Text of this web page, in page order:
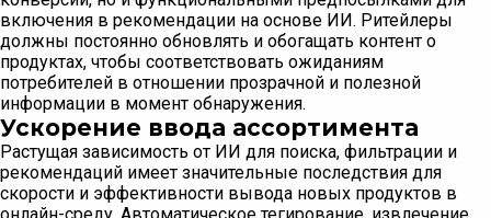
включения в рекомендации на основе ИИ. Ритейлеры
должны постоянно обновлять и обогащать контент о
продуктах, чтобы соответствовать ожиданиям
потребителей в отношении прозрачной и полезной
информации в момент обнаружения.
Ускорение ввода ассортимента
Растущая зависимость от ИИ для поиска, фильтрации и
рекомендаций имеет значительные последствия для
скорости и эффективности вывода новых продуктов в